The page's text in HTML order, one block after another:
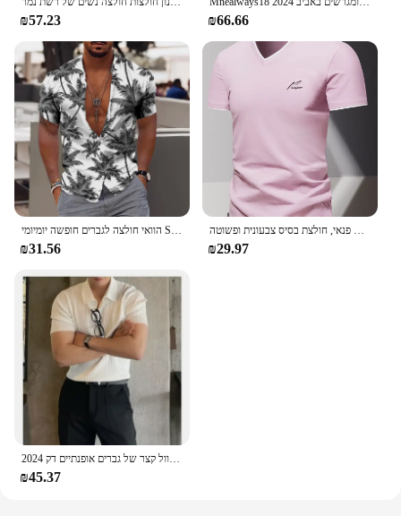
₪57.23 ₪66.66
הוואי חולצה לגברים חופשה יומיומי Slim Fit חולצות כושר אלגנטי פרח דפוס עלים חברתי מזדמן אופנה Camisa Y2k בגדים
₪31.56
חולצת וי 2024 כותנה טהורה קצרה לגברים, חולצת ספורט לגברים ולחולצת פנאי, חולצת בסיס צבעונית ופשוטה
₪29.97
2024 קיץ משי קרח לגברים לפלו פולו שרוול קצר של גברים אופנתיים דק
₪45.37